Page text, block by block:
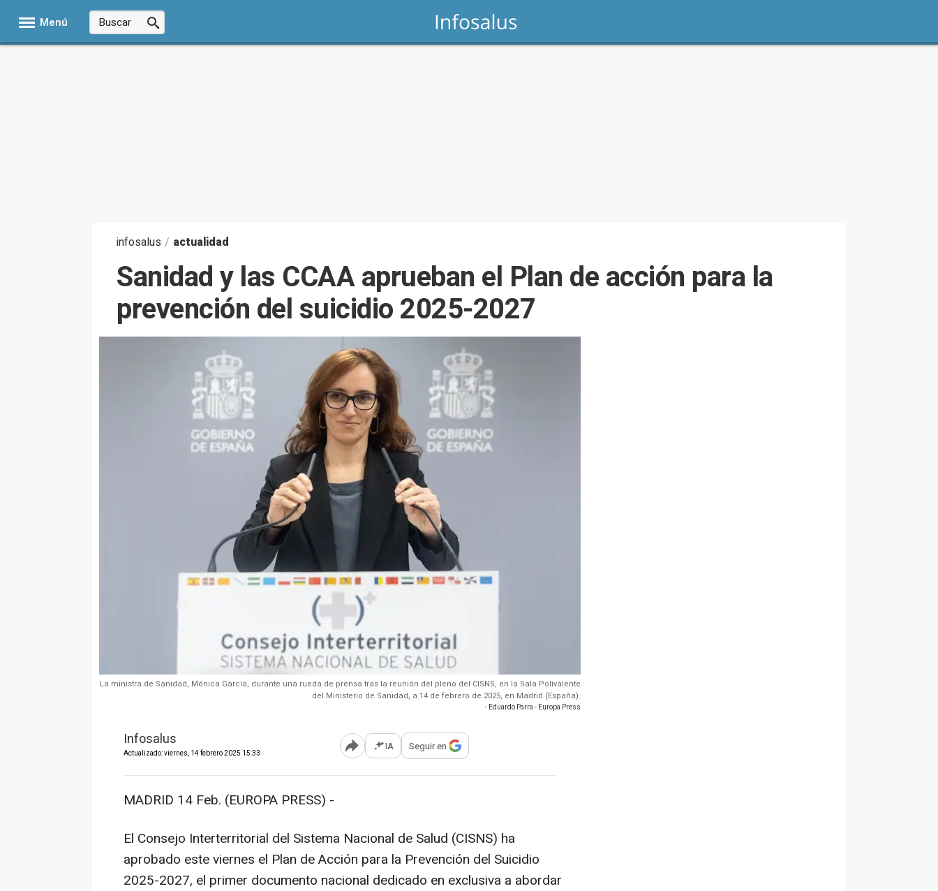
Menú
infosalus / actualidad
Sanidad y las CCAA aprueban el Plan de acción para la
prevención del suicidio 2025-2027
La ministra de Sanidad, Mónica García, durante una rueda de prensa tras la reunión del pleno del CISNS, en la Sala Polivalente
del Ministerio de Sanidad, a 14 de febrero de 2025, en Madrid (España).
- Eduardo Parra - Europa Press
Infosalus
Actualizado: viernes, 14 febrero 2025 15:33 Abrir opciones para compartir
IA Seguir en
MADRID 14 Feb. (EUROPA PRESS) -
El Consejo Interterritorial del Sistema Nacional de Salud (CISNS) ha
aprobado este viernes el Plan de Acción para la Prevención del Suicidio
2025-2027, el primer documento nacional dedicado en exclusiva a abordar